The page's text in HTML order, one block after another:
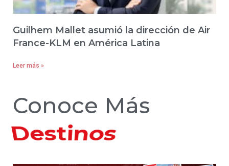
Guilhem Mallet asumió la dirección de Air
France-KLM en América Latina
Leer más »
Conoce Más
Hoteles